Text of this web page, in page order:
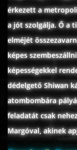
semmilyen jogsértő
érkezett a
a jót szolgálja. Ő a
elméjét
képes
képességekkel
dédelgető Shiwan
atombombára
feladatát csak
Margóval, akinek